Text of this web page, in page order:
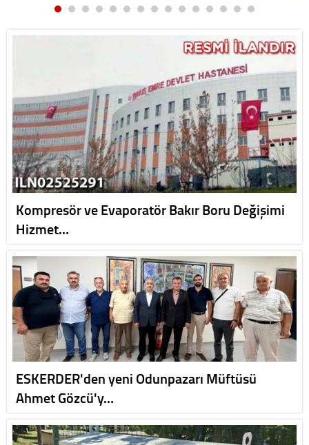
Kompresör ve Evaporatör Bakır Boru Değişimi
Hizmet…
ESKERDER'den yeni Odunpazarı Müftüsü
Ahmet Gözcü'y…